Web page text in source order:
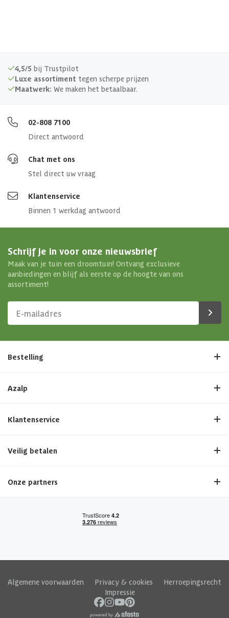
4,5/5 bij Trustpilot
Luxe assortiment tegen scherpe prijzen
Maatwerk: We maken het betaalbaar.
02-808 7100
Direct antwoord
Chat met ons
Stel direct uw vraag
Klantenservice
Binnen 1 werkdag antwoord
Schrijf je in voor onze nieuwsbrief
Maak van je tuin een droomtuin! Ontvang exclusieve
aanbiedingen en blijf als eerste op de hoogte van ons
assortiment!
Bestelling
Azalp
Klantenservice
Veilig betalen
Onze partners
Algemene voorwaarden Privacy & cookies
Herroepingsrecht
Impressie